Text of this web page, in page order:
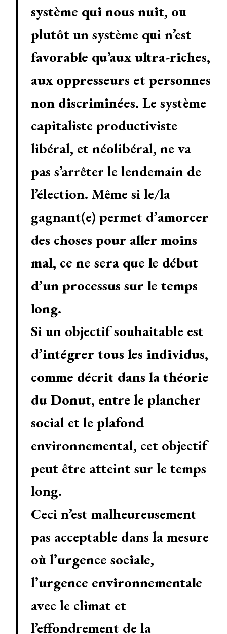
système qui nous nuit, ou
plutôt un système qui n’est
favorable qu’aux ultra-riches,
aux oppresseurs et personnes
non discriminées. Le système
capitaliste productiviste
libéral, et néolibéral, ne va
pas s’arrêter le lendemain de
l’élection. Même si le/la
gagnant(e) permet d’amorcer
des choses pour aller moins
mal, ce ne sera que le début
d’un processus sur le temps
long.
Si un objectif souhaitable est
d’intégrer tous les individus,
comme décrit dans la théorie
du Donut, entre le plancher
social et le plafond
environnemental, cet objectif
peut être atteint sur le temps
long.
Ceci n’est malheureusement
pas acceptable dans la mesure
où l’urgence sociale,
l’urgence environnementale
avec le climat et
l’effondrement de la